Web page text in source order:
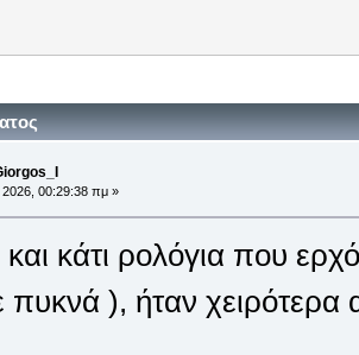
2026, 00:29:38 πμ »
και κάτι ρολόγια που
πυκνά ), ήταν χειρότερα